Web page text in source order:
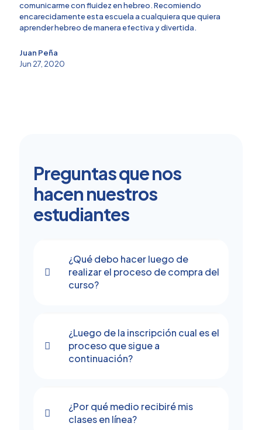
comunicarme con fluidez en hebreo. Recomiendo
encarecidamente esta escuela a cualquiera que quiera
aprender hebreo de manera efectiva y divertida.
Juan Peña
Jun 27, 2020
Preguntas que nos
hacen nuestros
estudiantes
¿Qué debo hacer luego de
realizar el proceso de compra del
curso?
¿Luego de la inscripción cual es el
proceso que sigue a
continuación?
¿Por qué medio recibiré mis
clases en línea?